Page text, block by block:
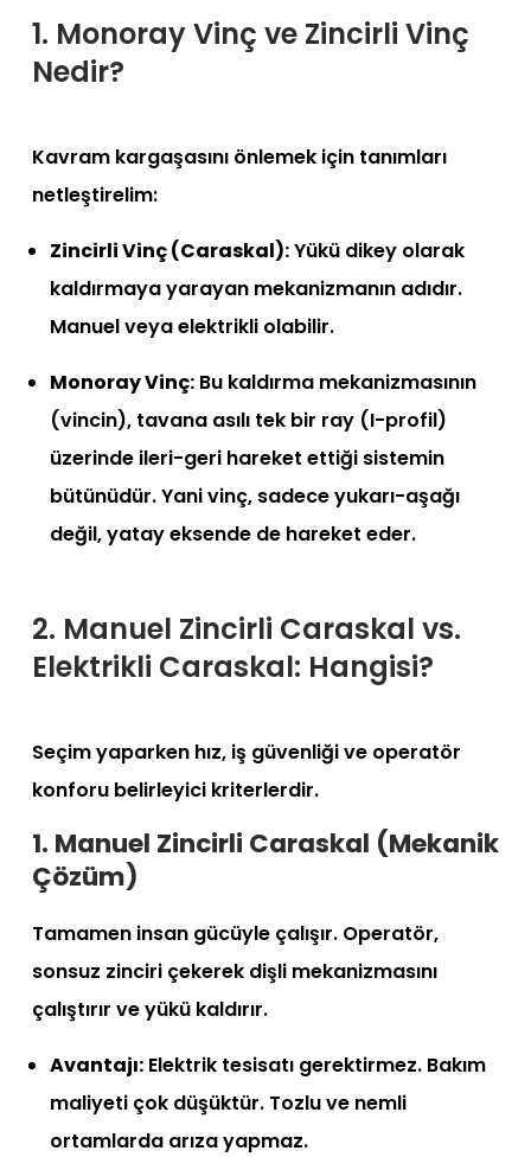
1. Monoray Vinç ve Zincirli Vinç
Nedir?
Kavram kargaşasını önlemek için tanımları
netleştirelim:
Zincirli Vinç (Caraskal):Yükü dikey olarak
kaldırmaya yarayan mekanizmanın adıdır.
Manuel veya elektrikli olabilir.
Monoray Vinç: Bu kaldırma mekanizmasının
(vincin), tavana asılı tek bir ray (I-profil)
üzerinde ileri-geri hareket ettiği sistemin
bütünüdür. Yani vinç, sadece yukarı-aşağı
değil, yatay eksende de hareket eder.
2. Manuel Zincirli Caraskal vs.
Elektrikli Caraskal: Hangisi?
Seçim yaparken hız, iş güvenliği ve operatör
konforu belirleyici kriterlerdir.
1. Manuel Zincirli Caraskal (Mekanik
Çözüm)
Tamamen insan gücüyle çalışır. Operatör,
sonsuz zinciri çekerek dişli mekanizmasını
çalıştırır ve yükü kaldırır.
Avantajı: Elektrik tesisatı gerektirmez. Bakım
maliyeti çok düşüktür. Tozlu ve nemli
ortamlarda arıza yapmaz.